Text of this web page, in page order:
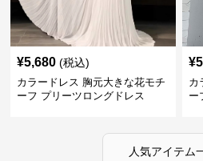
¥5,680 (税込)
カラードレス 胸元大きな花モチ
ーフ プリーツロングドレス
¥
カ
ー
人気アイテム